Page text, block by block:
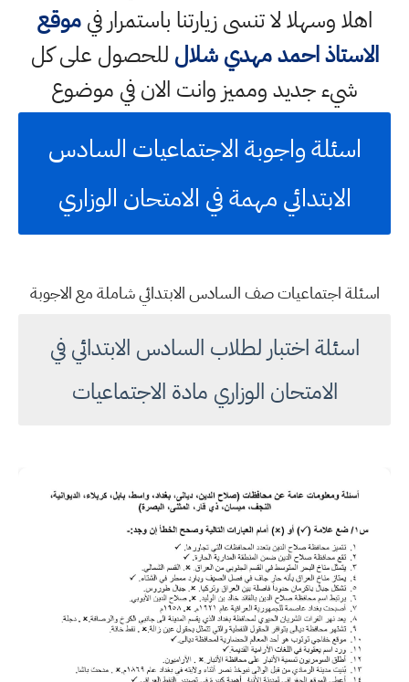
اهلا وسهلالا تنسى زيارتنا باستمرار فيموقع
الاستاذ احمد مهدي شلال للحصول على كل
شيء جديد ومميز وانت الان في موضوع
اسئلة واجوبة الاجتماعيات السادس
الابتدائي مهمة في الامتحان الوزاري
اسئلة اجتماعيات صف السادس الابتدائي شاملة مع الاجوبة
اسئلة اختبار لطلاب السادس الابتدائي في
الامتحان الوزاري مادة الاجتماعيات